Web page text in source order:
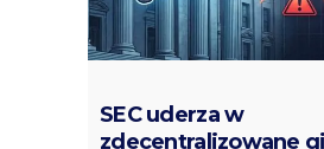
SEC uderza w
zdecentralizowane